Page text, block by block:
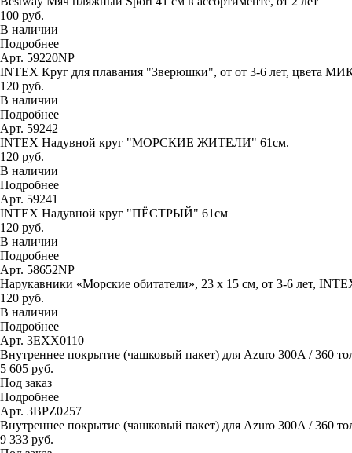
100 руб.
В наличии
Подробнее
Арт. 59220NP
INTEX Круг для плавания "Зверюшки", от от 3-6 лет, цвета
120 руб.
В наличии
Подробнее
Арт. 59242
INTEX Надувной круг "МОРСКИЕ ЖИТЕЛИ" 61см.
120 руб.
В наличии
Подробнее
Арт. 59241
INTEX Надувной круг "ПЁСТРЫЙ" 61см
120 руб.
В наличии
Подробнее
Арт. 58652NP
Нарукавники «Морские обитатели», 23 х 15 см, от 3-6 лет,
120 руб.
В наличии
Подробнее
Арт. 3EXX0110
Внутреннее покрытие (чашковый пакет) для Azuro 300A / 360
5 605 руб.
Под заказ
Подробнее
Арт. 3BPZ0257
Внутреннее покрытие (чашковый пакет) для Azuro 300A / 360
9 333 руб.